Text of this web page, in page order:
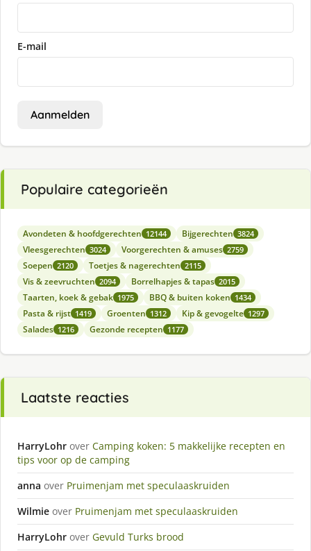
E-mail
Aanmelden
Populaire categorieën
Avondeten & hoofdgerechten 12144 Bijgerechten 3824
Vleesgerechten 3024 Voorgerechten & amuses 2759
Soepen 2120 Toetjes & nagerechten 2115
Vis & zeevruchten 2094 Borrelhapjes & tapas 2015
Taarten, koek & gebak 1975 BBQ & buiten koken 1434
Pasta & rijst 1419 Groenten 1312 Kip & gevogelte 1297
Salades 1216 Gezonde recepten 1177
Laatste reacties
HarryLohr over Camping koken: 5 makkelijke recepten en
tips voor op de camping
anna over Pruimenjam met speculaaskruiden
Wilmie over Pruimenjam met speculaaskruiden
HarryLohr over Gevuld Turks brood